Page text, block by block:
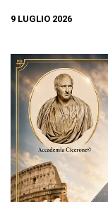
9 LUGLIO 2026